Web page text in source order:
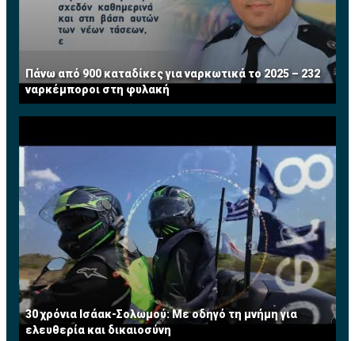
Πάνω από 900 καταδίκες για ναρκωτικά το 2025 – 232
ναρκέμποροι στη φυλακή
30 χρόνια Ισάακ-Σολωμού: Με οδηγό τη μνήμη για
ελευθερία και δικαιοσύνη